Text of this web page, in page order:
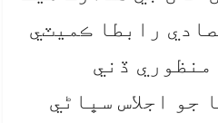
رابطا ڪميٽي
ڏني
جو اجلاس سڀاڻي